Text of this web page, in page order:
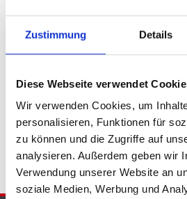
Zustimmung Details
Diese Webseite verwendet
Wir verwenden Cookies, um
personalisieren, Funktionen für
zu können und die Zugriffe auf
analysieren. Außerdem geben wir
Verwendung unserer Website an
soziale Medien, Werbung und
Eigentumswohnungen Bad Eilsen
Eilsen
Immo Bad Eilsen Wohnungen
Wohnungsanzeigen Bad Eilsen
Bad Eilsen
Immobilie Bad Eilsen
Immobilienkauf Bad Eilsen